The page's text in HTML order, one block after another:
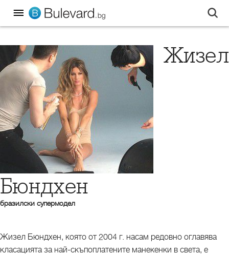
Жизел
Бюндхен
бразилски супермодел
Жизел Бюндхен, която от 2004 г. насам редовно оглавява
класацията за най-скъпоплатените манекенки в света, е